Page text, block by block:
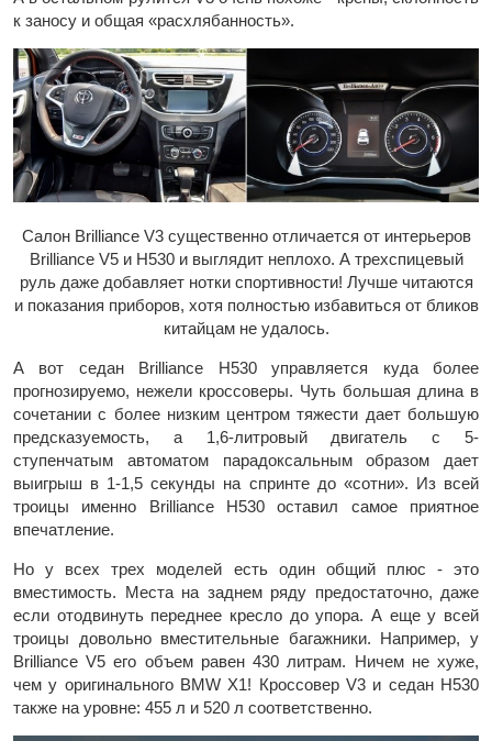
к заносу и общая «расхлябанность».
Салон Brilliance V3 существенно отличается от интерьеров
Brilliance V5 и H530 и выглядит неплохо. А трехспицевый
руль даже добавляет нотки спортивности! Лучше читаются
и показания приборов, хотя полностью избавиться от бликов
китайцам не удалось.
А вот седан Brilliance H530 управляется куда более
прогнозируемо, нежели кроссоверы. Чуть большая длина в
сочетании с более низким центром тяжести дает большую
предсказуемость, а 1,6-литровый двигатель с 5-
ступенчатым автоматом парадоксальным образом дает
выигрыш в 1-1,5 секунды на спринте до «сотни». Из всей
троицы именно Brilliance H530 оставил самое приятное
впечатление.
Но у всех трех моделей есть один общий плюс - это
вместимость. Места на заднем ряду предостаточно, даже
если отодвинуть переднее кресло до упора. А еще у всей
троицы довольно вместительные багажники. Например, у
Brilliance V5 его объем равен 430 литрам. Ничем не хуже,
чем у оригинального BMW X1! Кроссовер V3 и седан H530
также на уровне: 455 л и 520 л соответственно.